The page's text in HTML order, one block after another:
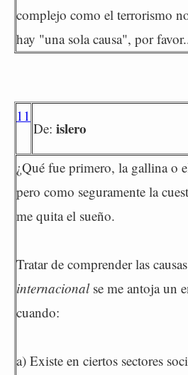
complejo como el terrorismo
hay "una sola causa", por
11
De: islero
¿Qué fue primero, la gallina o
pero como seguramente la
me quita el sueño.
Tratar de comprender las
internacionalse me antoja un
cuando:
a) Existe en ciertos sectores